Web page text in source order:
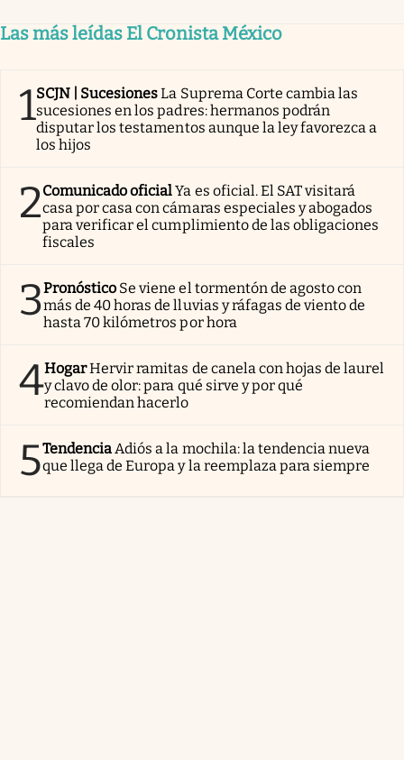
Las más leídas El Cronista México
1SCJN | SucesionesLa Suprema Corte cambia las
sucesiones en los padres: hermanos podrán
disputar los testamentos aunque la ley favorezca a
los hijos
2Comunicado oficialYa es oficial. El SAT visitará
casa por casa con cámaras especiales y abogados
para verificar el cumplimiento de las obligaciones
fiscales
3Pronóstico Se viene el tormentón de agosto con
más de 40 horas de lluvias y ráfagas de viento de
hasta 70 kilómetros por hora
4HogarHervir ramitas de canela con hojas de laurel
y clavo de olor: para qué sirve y por qué
recomiendan hacerlo
5TendenciaAdiós a la mochila: la tendencia nueva
que llega de Europa y la reemplaza para siempre